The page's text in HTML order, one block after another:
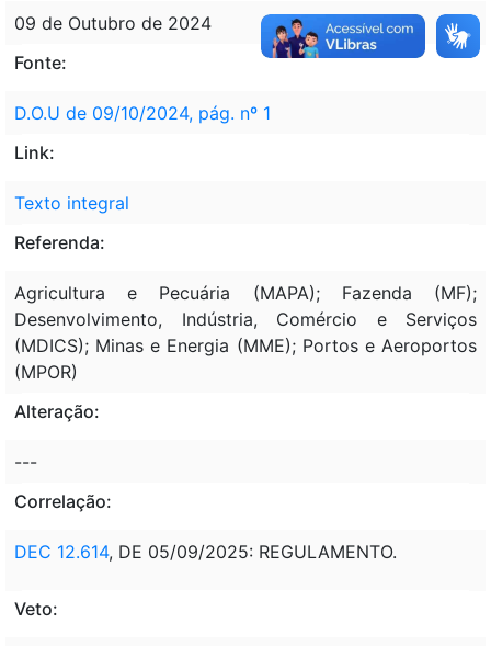
09 de Outubro de 2024
Fonte:
D.O.U de 09/10/2024, pág. nº 1
Link:
Texto integral
Referenda:
Agricultura e Pecuária (MAPA); Fazenda (MF);
Desenvolvimento, Indústria, Comércio e Serviços
(MDICS); Minas e Energia (MME); Portos e Aeroportos
(MPOR)
Alteração:
---
Correlação:
DEC 12.614, DE 05/09/2025: REGULAMENTO.
Veto: